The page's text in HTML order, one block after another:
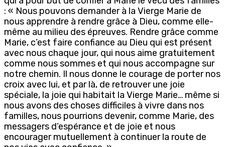
: « Nous pouvons demander à la Vierge Marie de
nous apprendre à rendre grâce à Dieu, comme elle-
même au milieu des épreuves. Rendre grâce comme
Marie, c’est faire confiance au Dieu qui est présent
avec nous chaque jour, qui nous aime gratuitement
comme nous sommes et qui nous accompagne sur
notre chemin. Il nous donne le courage de porter nos
croix avec lui, et par là, de retrouver une joie
spéciale, la joie qui habitait la Vierge Marie… même si
nous avons des choses difficiles à vivre dans nos
familles, nous pourrions devenir, comme Marie, des
messagers d’espérance et de joie et nous
encourager mutuellement à continuer la route de